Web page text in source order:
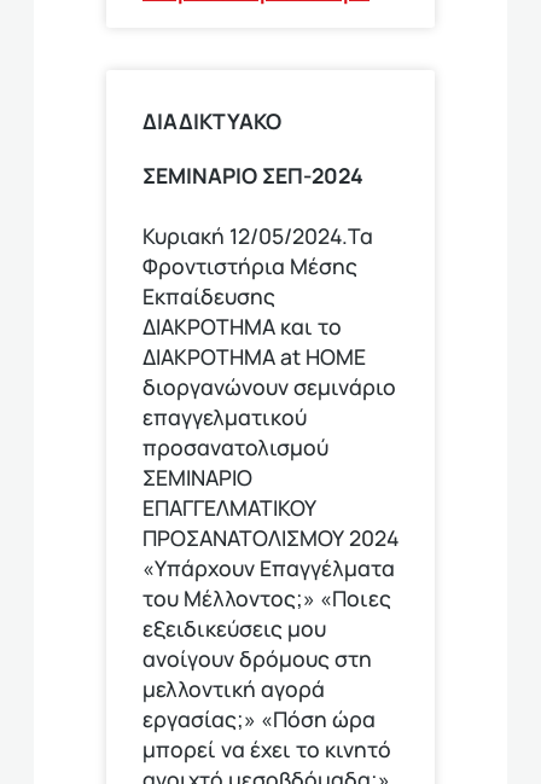
ΔΙΑΔΙΚΤΥΑΚΟ
ΣΕΜΙΝΑΡΙΟ ΣΕΠ-2024
Κυριακή 12/05/2024.Τα
Φροντιστήρια Μέσης
Εκπαίδευσης
ΔΙΑΚΡΟΤΗΜΑ και το
ΔΙΑΚΡΟΤΗΜΑ at HOME
διοργανώνουν σεμινάριο
επαγγελματικού
προσανατολισμού
ΣΕΜΙΝΑΡΙΟ
ΕΠΑΓΓΕΛΜΑΤΙΚΟΥ
ΠΡΟΣΑΝΑΤΟΛΙΣΜΟΥ 2024
«Υπάρχουν Επαγγέλματα
του Μέλλοντος;» «Ποιες
εξειδικεύσεις μου
ανοίγουν δρόμους στη
μελλοντική αγορά
εργασίας;» «Πόση ώρα
μπορεί να έχει το κινητό